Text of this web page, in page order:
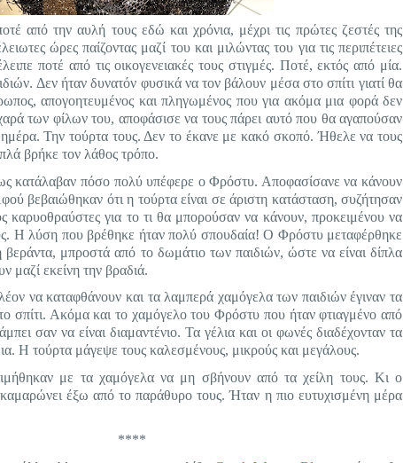
από την αυλή τους εδώ και χρόνια, μέχρι τις πρώτες ζεστές της
ώρες παίζοντας μαζί του και μιλώντας του για τις περιπέτειες
ποτέ από τις οικογενειακές τους στιγμές. Ποτέ, εκτός από μία.
Δεν ήταν δυνατόν φυσικά να τον βάλουν μέσα στο σπίτι γιατί θα
απογοητευμένος και πληγωμένος που για ακόμα μια φορά δεν
των φίλων του, αποφάσισε να τους πάρει αυτό που θα αγαπούσαν
ημέρα. Την τούρτα τους. Δεν το έκανε με κακό σκοπό. Ήθελε να τους
βρήκε τον λάθος τρόπο.
κατάλαβαν πόσο πολύ υπέφερε ο Φρόστυ. Αποφασίσανε να κάνουν
βεβαιώθηκαν ότι η τούρτα είναι σε άριστη κατάσταση, συζήτησαν
καρυοθραύστες για το τι θα μπορούσαν να κάνουν, προκειμένου να
Η λύση που βρέθηκε ήταν πολύ σπουδαία! Ο Φρόστυ μεταφέρθηκε
μπροστά από το δωμάτιο των παιδιών, ώστε να είναι δίπλα
μαζί εκείνη την βραδιά.
να καταφθάνουν και τα λαμπερά χαμόγελα των παιδιών έγιναν τα
σπίτι. Ακόμα και το χαμόγελο του Φρόστυ που ήταν φτιαγμένο από
σαν να είναι διαμαντένιο. Τα γέλια και οι φωνές διαδέχονταν τα
Η τούρτα μάγεψε τους καλεσμένους, μικρούς και μεγάλους.
με τα χαμόγελα να μη σβήνουν από τα χείλη τους. Κι ο
έξω από το παράθυρο τους.Ήταν η πιο ευτυχισμένη μέρα
****